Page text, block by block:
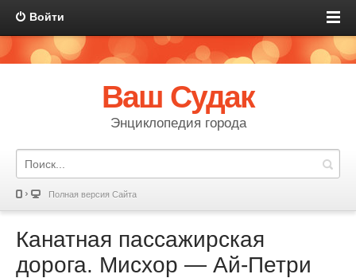
Войти
Ваш Судак
Энциклопедия города
Полная версия Сайта
Канатная пассажирская
дорога. Мисхор — Ай-Петри